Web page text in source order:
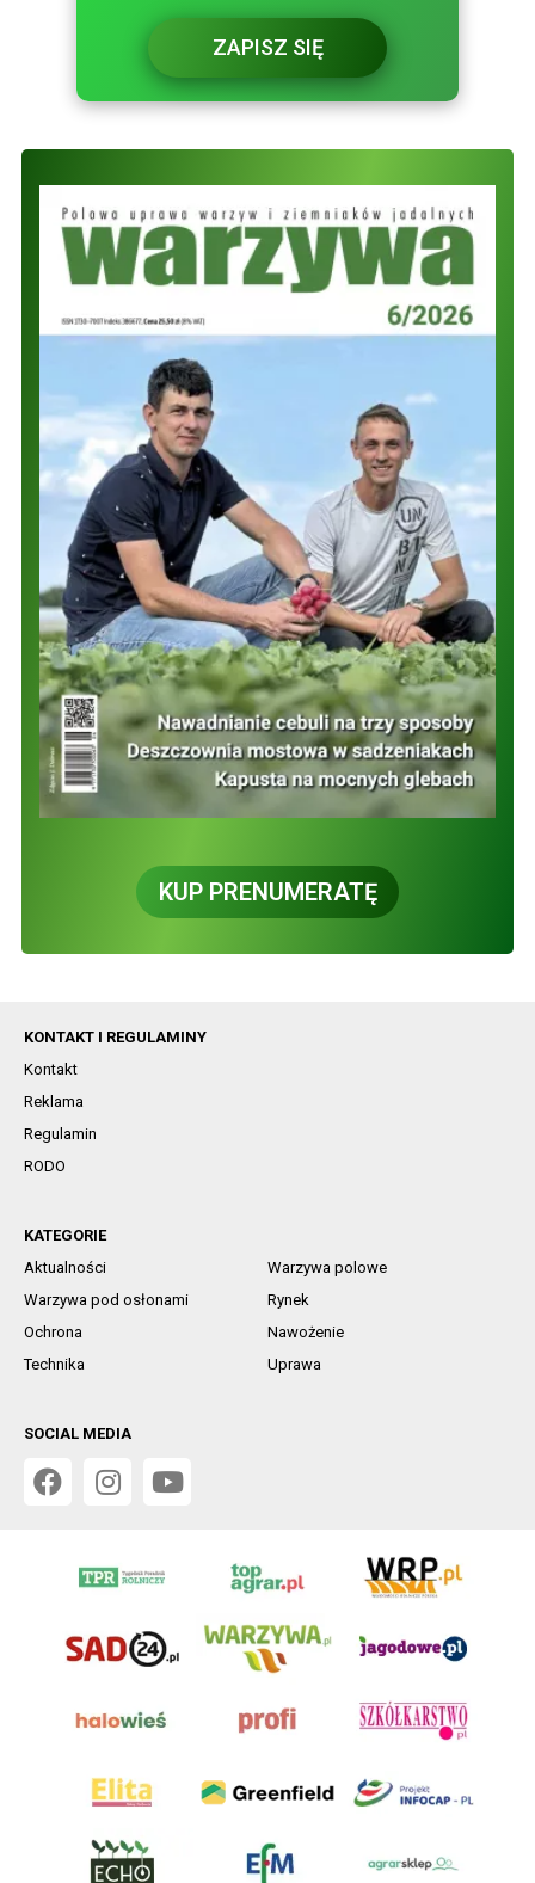
ZAPISZ SIĘ
KUP PRENUMERATĘ
KONTAKT I REGULAMINY
Kontakt
Reklama
Regulamin
RODO
KATEGORIE
Aktualności
Warzywa polowe
Warzywa pod osłonami
Rynek
Ochrona
Nawożenie
Technika
Uprawa
SOCIAL MEDIA